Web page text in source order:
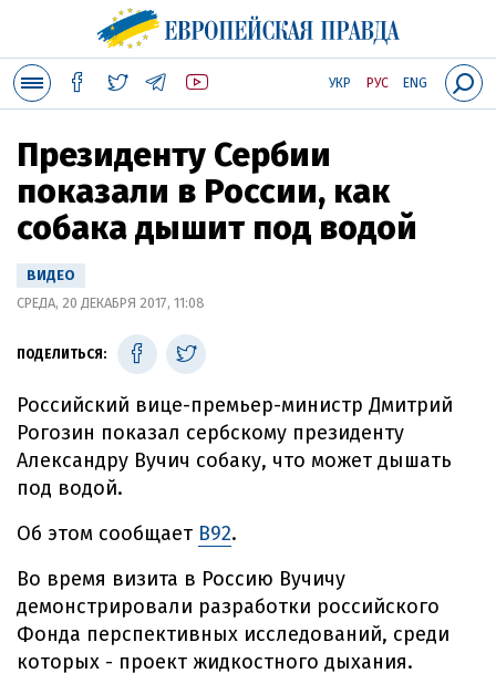
УКР РУС ENG
Президенту Сербии
показали в России, как
собака дышит под водой
ВИДЕО
СРЕДА, 20 ДЕКАБРЯ 2017, 11:08
ПОДЕЛИТЬСЯ:
Российский вице-премьер-министр Дмитрий
Рогозин показал сербскому президенту
Александру Вучич собаку, что может дышать
под водой.
Об этом сообщает B92.
Во время визита в Россию Вучичу
демонстрировали разработки российского
Фонда перспективных исследований, среди
которых - проект жидкостного дыхания.